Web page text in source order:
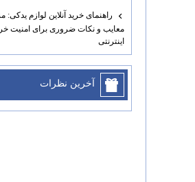
راهنمای خرید آنلاین لوازم یدکی:
معایب و نکات ضروری برای امنیت
اینترنتی
آخرين نظرات